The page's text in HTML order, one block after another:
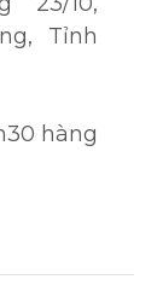
Tỉnh
hàng